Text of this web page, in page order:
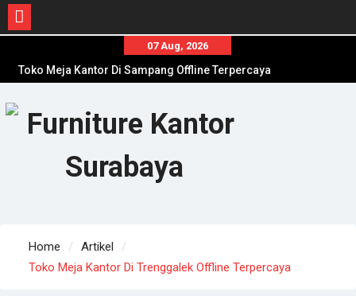
content
07 Aug, 2026
Toko Meja Kantor Di Sampang Offline Terpercaya
Home
Artikel
Toko Meja Kantor Di Trenggalek Offline Terpercaya